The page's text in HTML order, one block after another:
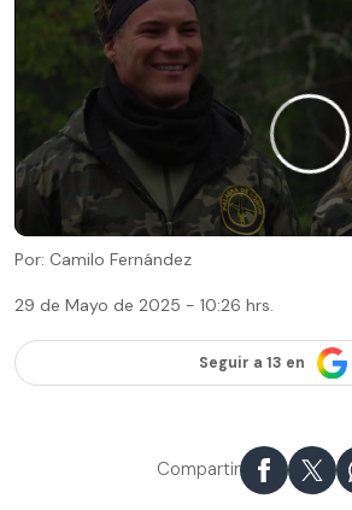
Por: Camilo Fernández
29 de Mayo de 2025 - 10:26 hrs.
Seguir a 13 en
Compartir